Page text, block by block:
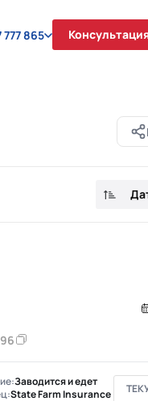
777 865
Заводится и едет
State Farm Insurance